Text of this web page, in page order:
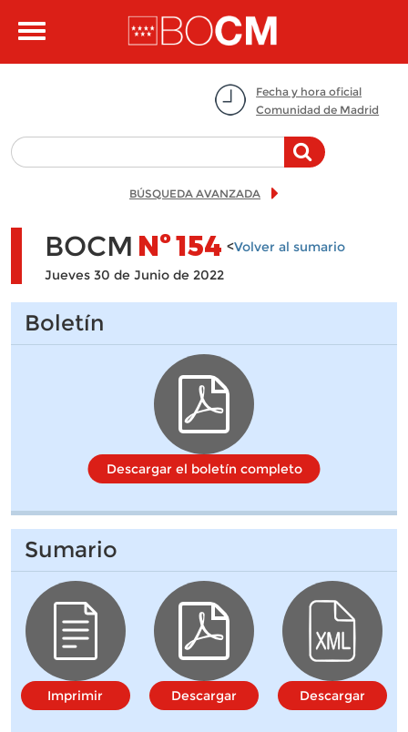
Toggle
Fecha y hora oficial
Comunidad de Madrid
BÚSQUEDA AVANZADA
BOCM Nº154 <Volver al sumario
Jueves 30 de Junio de 2022
Boletín
Descargar el boletín completo
Sumario
Imprimir Descargar Descargar